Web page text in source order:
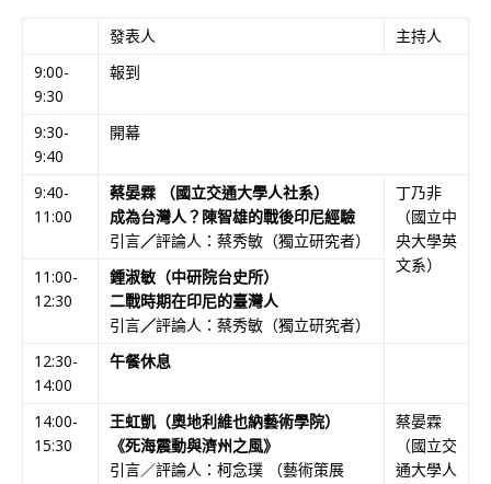
發表人
主持人
9:00-
9:30
報到
9:30-
9:40
開幕
9:40-
11:00
蔡晏霖
（國立交通大學人社系）
成為台灣人？陳智雄的戰後印尼經驗
引言／評論人：蔡秀敏（獨立研究者）
丁乃非
（國立中
央大學英
文系）
11:00-
12:30
鍾淑敏（中研院台史所）
二戰時期在印尼的臺灣人
引言／評論人：蔡秀敏（獨立研究者）
12:30-
14:00
午餐休息
14:00-
15:30
王虹凱（奧地利維也納藝術學院）
《死海震動與濟州之風》
引言／評論人：柯念璞 （藝術策展
蔡晏霖
（國立交
通大學人